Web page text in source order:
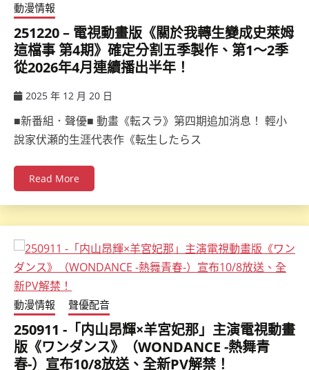
動漫情報
251220 – 電視動畫版《關於我轉生變成史萊姆
這檔事 第4期》確定分割五季製作、第1～2季
從2026年4月連續播出半年！
2025 年 12 月 20 日
■新番組．聲優■ 動畫《転スラ》第四期追加消息！ 輕小
說家伏瀬的生涯代表作《転生したらス
Read More
動漫情報 聲優配音
250911 -「内山昂輝×羊宮妃那」主演電視動畫
版《ワンダンス》（WONDANCE -熱舞青
春-）宣布10/8放送、全新PV解禁！